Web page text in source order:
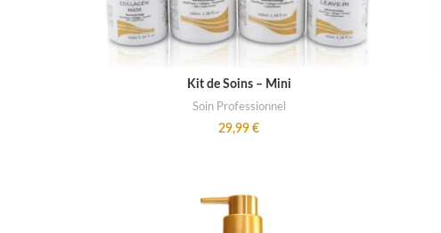
ADD TO CART
Kit de Soins – Mini
Soin Professionnel
29,99 €